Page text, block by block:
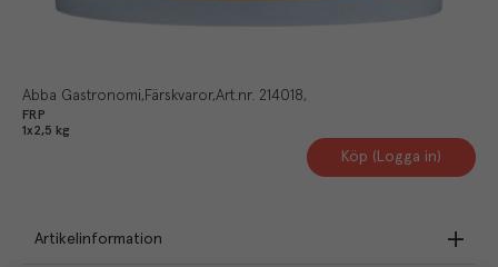
Abba Gastronomi Färskvaror Art.nr. 214018
FRP
1x2,5 kg
Köp (Logga in)
Artikelinformation